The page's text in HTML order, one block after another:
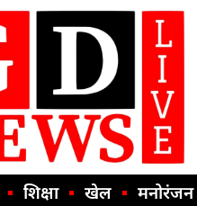
शिक्षा खेल मनोरंजन